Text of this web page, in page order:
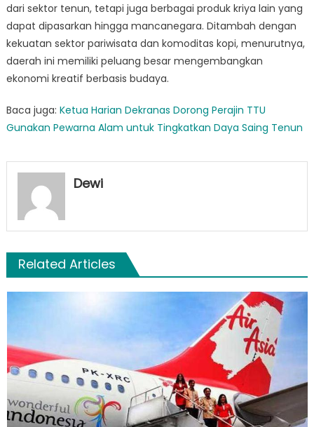
dari sektor tenun, tetapi juga berbagai produk kriya lain yang
dapat dipasarkan hingga mancanegara. Ditambah dengan
kekuatan sektor pariwisata dan komoditas kopi, menurutnya,
daerah ini memiliki peluang besar mengembangkan
ekonomi kreatif berbasis budaya.
Baca juga: Ketua Harian Dekranas Dorong Perajin TTU
Gunakan Pewarna Alam untuk Tingkatkan Daya Saing Tenun
Dewi
Related Articles